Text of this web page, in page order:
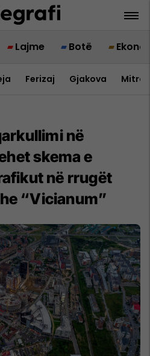
Lajme Botë
Ferizaj Gjakova
në
skema e
në rrugët
“Vicianum”